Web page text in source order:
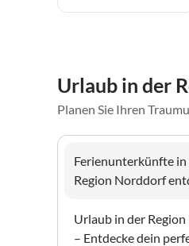
Urlaub in der
Planen Sie Ihren
Ferienunterkünfte in
Region Norddorf
Urlaub in der
– Entdecke dein